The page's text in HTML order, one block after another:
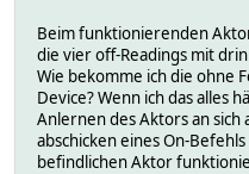
Beim funktionierenden
die vier off-Readings mit
Wie bekomme ich die ohne
Device? Wenn ich das alles
Anlernen des Aktors an sich
abschicken eines On-
befindlichen Aktor